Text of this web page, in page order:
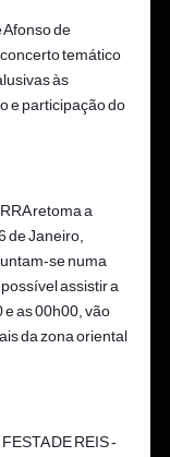
de
temático
às
e participação do
retoma a
de Janeiro,
se numa
assistir a
e as 00h00, vão
da zona oriental
DE REIS -